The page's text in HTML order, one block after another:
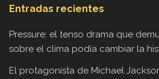
Entradas recientes
Pressure: el tenso drama que
sobre el clima podía cambiar la
El protagonista de Michael